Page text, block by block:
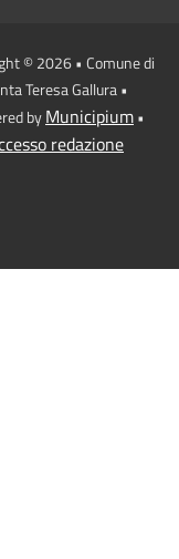
© 2026 • Comune di
Teresa Gallura •
byMunicipium•
redazione